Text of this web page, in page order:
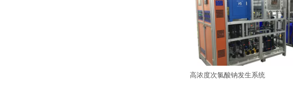
高浓度次氯酸钠发生系统